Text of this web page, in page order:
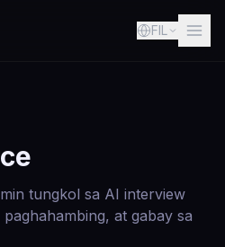
FIL
tungkol sa AI interview
at gabay sa